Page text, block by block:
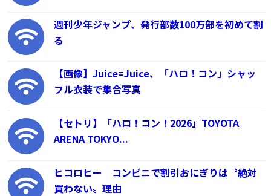
週刊少年ジャンプ、発行部数100万部を初めて割
る
【画像】Juice=Juice、「ハロ！コン」シャッ
フル衣装で集合写真
【セトリ】「ハロ！コン！2026」TOYOTA
ARENA TOKYO...
ヒコロヒー コンビニで割引おにぎりは〝絶対
買わない〟理由